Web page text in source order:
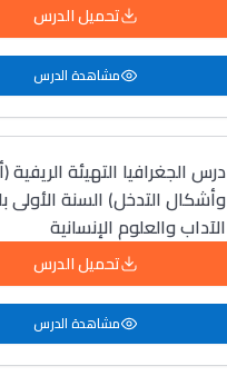
تحميل الدرس
مشاهدة الدرس
درس الجغرافيا التهيئة الريفية
وأشكال التدخل) السنة الأولى
الآداب والعلوم الإنسانية
تحميل الدرس
مشاهدة الدرس